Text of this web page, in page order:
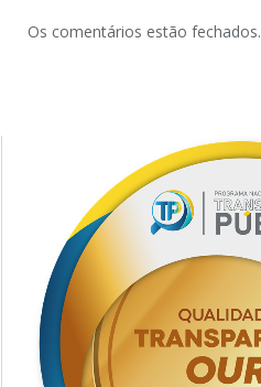
Os comentários estão fechados.